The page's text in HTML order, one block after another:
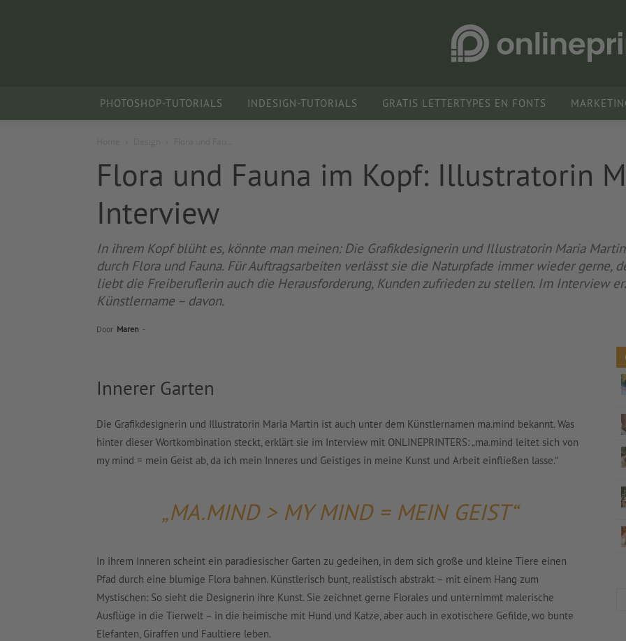
PHOTOSHOP-TUTORIALS INDESIGN-TUTORIALS GRATIS LETTERTYPES EN FONTS
Flora und Fauna im Kopf: Illustratorin
Interview
In ihrem Kopf blüht es, könnte man meinen: Die Grafikdesignerin und Illustratorin Maria
durch Flora und Fauna. Für Auftragsarbeiten verlässt sie die Naturpfade immer wieder gerne,
liebt die Freiberuflerin auch die Herausforderung, Kunden zufrieden zu stellen. Im Interview
Künstlername – davon.
Door Maren -
Innerer Garten
Die Grafikdesignerin und Illustratorin Maria Martin ist auch unter dem Künstlernamen ma.mind bekannt. Was
hinter dieser Wortkombination steckt, erklärt sie im Interview mit ONLINEPRINTERS: „ma.mind leitet sich von
my mind = mein Geist ab, da ich mein Inneres und Geistiges in meine Kunst und Arbeit einfließen lasse.“
„MA.MIND > MY MIND = MEIN GEIST“
In ihrem Inneren scheint ein paradiesischer Garten zu gedeihen, in dem sich große und kleine Tiere einen
Pfad durch eine blumige Flora bahnen. Künstlerisch bunt, realistisch abstrakt – mit einem Hang zum
Mystischen: So sieht die Designerin ihre Kunst. Sie zeichnet gerne Florales und unternimmt malerische
Ausflüge in die Tierwelt – in die heimische mit Hund und Katze, aber auch in exotischere Gefilde, wo bunte
Elefanten, Giraffen und Faultiere leben.